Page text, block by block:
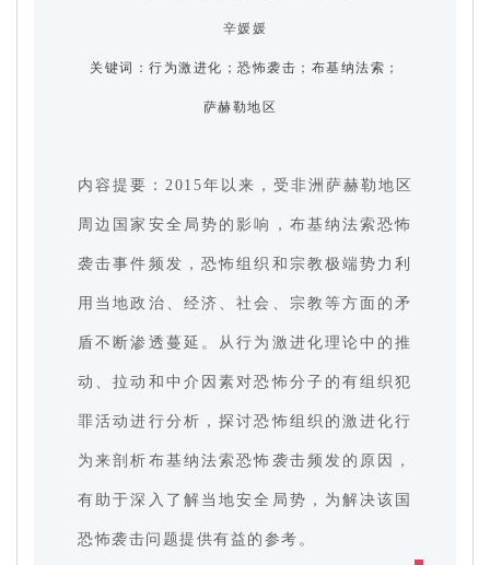
辛媛媛
关键词：行为激进化；恐怖袭击；布基纳法索；
萨赫勒地区
内容提要：2015年以来，受非洲萨赫勒地区
周边国家安全局势的影响，布基纳法索恐怖
袭击事件频发，恐怖组织和宗教极端势力利
用当地政治、经济、社会、宗教等方面的矛
盾不断渗透蔓延。从行为激进化理论中的推
动、拉动和中介因素对恐怖分子的有组织犯
罪活动进行分析，探讨恐怖组织的激进化行
为来剖析布基纳法索恐怖袭击频发的原因，
有助于深入了解当地安全局势，为解决该国
恐怖袭击问题提供有益的参考。